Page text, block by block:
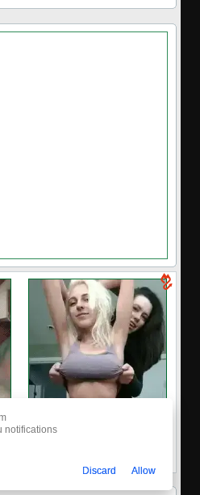
✅ЗАХОДИ, ПОДРОЧИМ!
notifications
Discard Allow